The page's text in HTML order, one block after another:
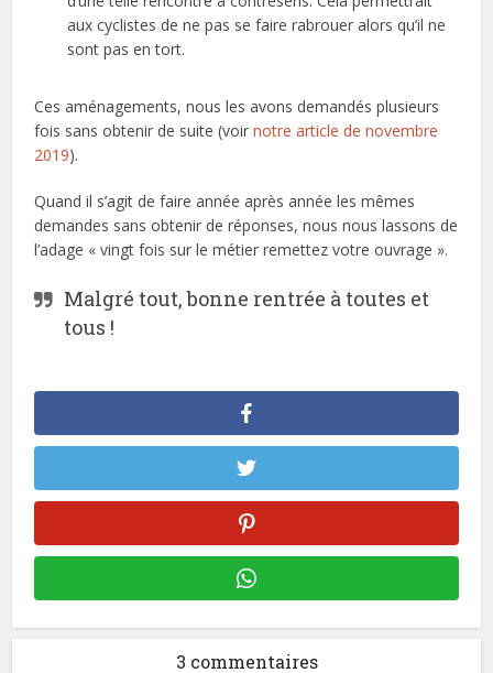
aux cyclistes de ne pas se faire rabrouer alors qu’il ne
sont pas en tort.
Ces aménagements, nous les avons demandés plusieurs
fois sans obtenir de suite (voirnotre article de novembre
2019).
Quand il s’agit de faire année après année les mêmes
demandes sans obtenir de réponses, nous nous lassons de
l’adage « vingt fois sur le métier remettez votre ouvrage ».
Malgré tout, bonne rentrée à toutes et
tous !
3 commentaires